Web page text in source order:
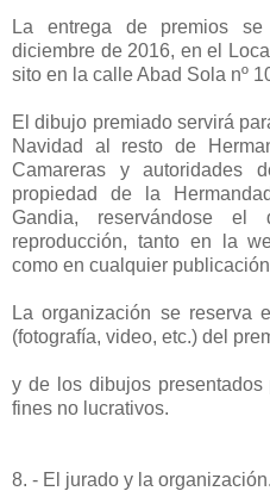
La entrega de premios
diciembre de 2016, en el
sito en la calle Abad Sola nº
El dibujo premiado servirá
Navidad al resto de
Camareras y autoridades
propiedad de la
Gandia, reservándose
reproducción, tanto en la
como en cualquier
La organización se reserva
(fotografía, video, etc.) del
y de los dibujos
fines no lucrativos.
8. - El jurado y la organización.